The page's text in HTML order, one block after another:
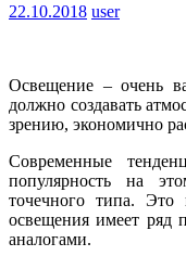
22.10.2018 user
Освещение – очень
должно создавать
зрению, экономично
Современные
популярность на
точечного типа. Это
освещения имеет ряд
аналогами.